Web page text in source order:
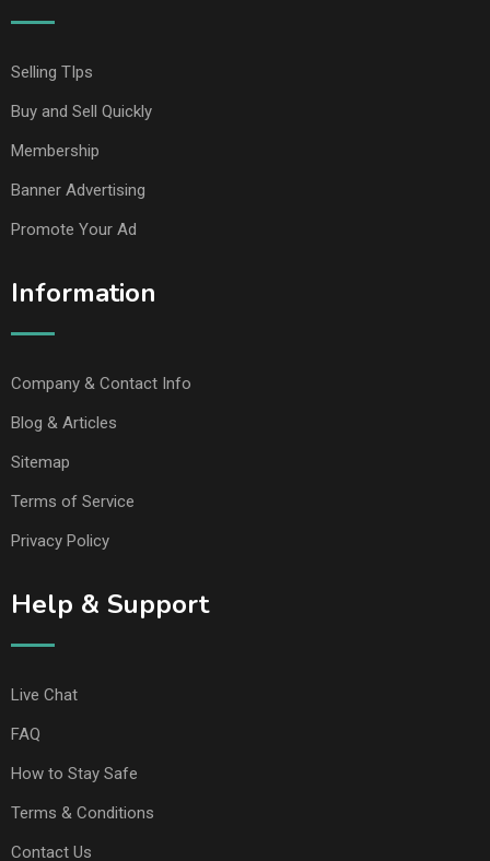
Selling TIps
Buy and Sell Quickly
Membership
Banner Advertising
Promote Your Ad
Information
Company & Contact Info
Blog & Articles
Sitemap
Terms of Service
Privacy Policy
Help & Support
Live Chat
FAQ
How to Stay Safe
Terms & Conditions
Contact Us